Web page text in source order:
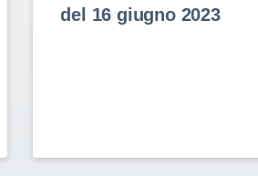
del 16 giugno 2023